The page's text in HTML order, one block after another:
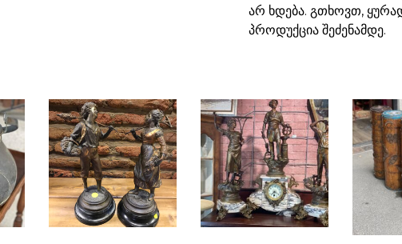
არ ხდება. გთხოვთ,
პროდუქცია შეძენამდე.